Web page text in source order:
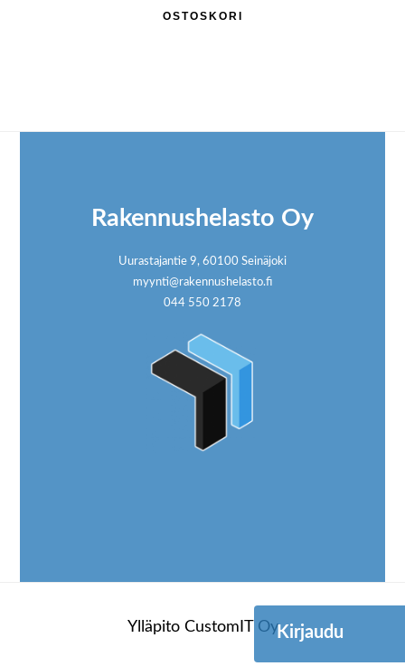
OSTOSKORI
Rakennushelasto Oy
Uurastajantie 9, 60100 Seinäjoki
myynti@rakennushelasto.fi
044 550 2178
Ylläpito CustomIT Oy